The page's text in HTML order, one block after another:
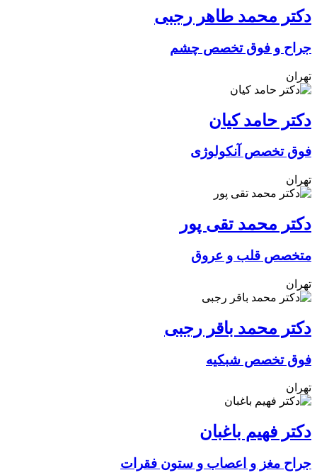
دکتر محمد طاهر رجبی
جراح و فوق تخصص چشم
تهران
دکتر حامد کیان
فوق تخصص آنکولوژی
تهران
دکتر محمد تقی پور
متخصص قلب و عروق
تهران
دکتر محمد باقر رجبی
فوق تخصص شبکیه
تهران
دکتر فهیم باغبان
جراح مغز و اعصاب و ستون فقرات